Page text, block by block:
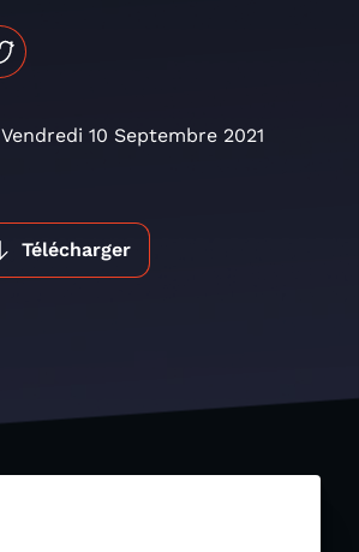
Vendredi 10 Septembre 2021
Télécharger